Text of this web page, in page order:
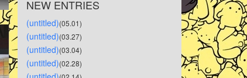
NEW ENTRIES
(untitled)(05.01)
(untitled)(03.27)
(untitled)(03.04)
(untitled)(02.28)